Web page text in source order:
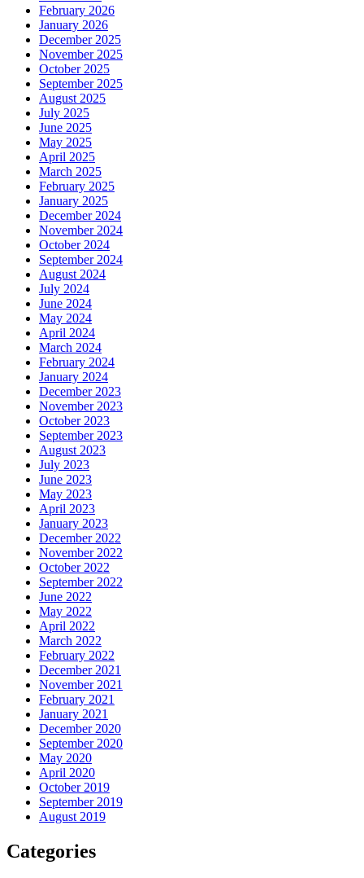
February 2026
January 2026
December 2025
November 2025
October 2025
September 2025
August 2025
July 2025
June 2025
May 2025
April 2025
March 2025
February 2025
January 2025
December 2024
November 2024
October 2024
September 2024
August 2024
July 2024
June 2024
May 2024
April 2024
March 2024
February 2024
January 2024
December 2023
November 2023
October 2023
September 2023
August 2023
July 2023
June 2023
May 2023
April 2023
January 2023
December 2022
November 2022
October 2022
September 2022
June 2022
May 2022
April 2022
March 2022
February 2022
December 2021
November 2021
February 2021
January 2021
December 2020
September 2020
May 2020
April 2020
October 2019
September 2019
August 2019
Categories